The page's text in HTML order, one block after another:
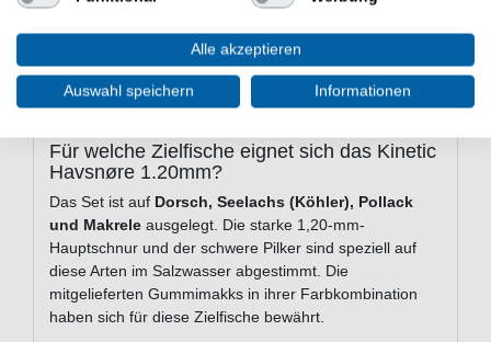
Wirbel: Scandic-Wirbel mit Snap
Haspelmaterial: Holz
Einsatzbereich: Salzwasser / Meeresangeln
Häufige Fragen zum Kinetic
Für welche Zielfische eignet sich das Kinetic
Havsnøre 1.20mm?
Das Set ist auf Dorsch, Seelachs (Köhler), Pollack
und Makrele ausgelegt. Die starke 1,20-mm-
Hauptschnur und der schwere Pilker sind speziell auf
diese Arten im Salzwasser abgestimmt. Die
mitgelieferten Gummimakks in ihrer Farbkombination
haben sich für diese Zielfische bewährt.
Alle akzeptieren
Auswahl speichern Informationen